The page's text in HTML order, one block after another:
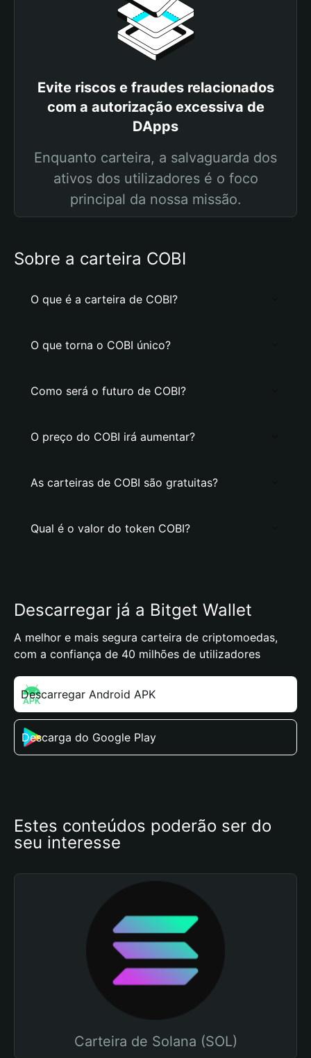
Evite riscos e fraudes relacionados
com a autorização excessiva de
DApps
Enquanto carteira, a salvaguarda dos
ativos dos utilizadores é o foco
principal da nossa missão.
Sobre a carteira COBI
O que é a carteira de COBI?
O que torna o COBI único?
Como será o futuro de COBI?
O preço do COBI irá aumentar?
As carteiras de COBI são gratuitas?
Qual é o valor do token COBI?
Descarregar já a Bitget Wallet
A melhor e mais segura carteira de criptomoedas,
com a confiança de 40 milhões de utilizadores
Descarregar Android APK
Descarga do Google Play
Estes conteúdos poderão ser do
seu interesse
Carteira de Solana (SOL)